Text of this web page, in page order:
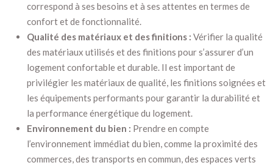
correspond à ses besoins et à ses attentes en termes de
confort et de fonctionnalité.
Qualité des matériaux et des finitions : Vérifier la qualité
des matériaux utilisés et des finitions pour s’assurer d’un
logement confortable et durable. Il est important de
privilégier les matériaux de qualité, les finitions soignées et
les équipements performants pour garantir la durabilité et
la performance énergétique du logement.
Environnement du bien : Prendre en compte
l’environnement immédiat du bien, comme la proximité des
commerces, des transports en commun, des espaces verts